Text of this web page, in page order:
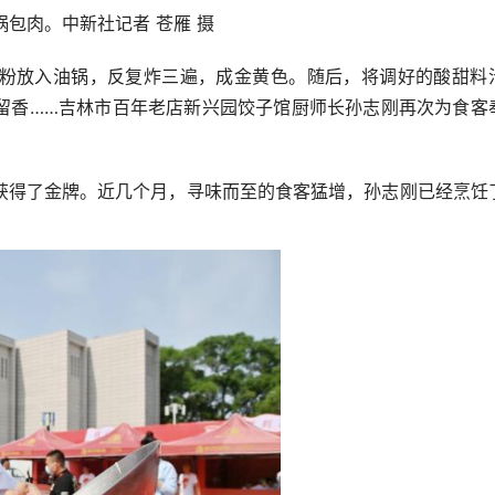
包肉。中新社记者 苍雁 摄
入油锅，反复炸三遍，成金黄色。随后，将调好的酸甜料
香……吉林市百年老店新兴园饺子馆厨师长孙志刚再次为食客
金牌。近几个月，寻味而至的食客猛增，孙志刚已经烹饪